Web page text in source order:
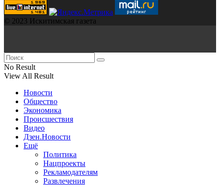
© 2023 Искитимская газета
No Result
View All Result
Новости
Общество
Экономика
Происшествия
Видео
Дзен.Новости
Ещё
Политика
Нацпроекты
Рекламодателям
Развлечения